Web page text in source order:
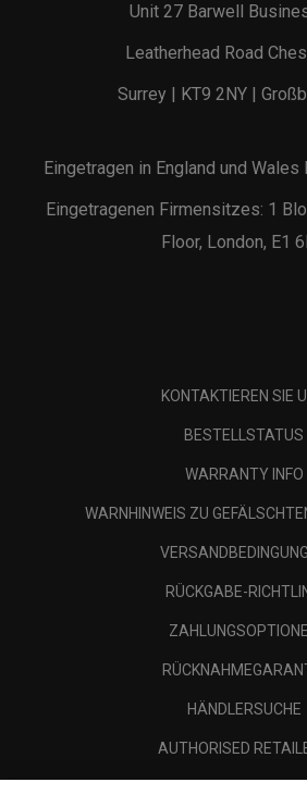
Unit 27 Barwell
Leatherhead Road
Surrey | KT9 2NY |
Eingetragen in England und Wales
Eingetragenen Firmensitzes: 1
Floor, London, E1
KONTAKTIEREN SIE
BESTELLSTATUS
WARRANTY INFO
WARNHINWEIS ZU
RÜCKGABE-
HÄNDLERSUCHE
AUTHORISED